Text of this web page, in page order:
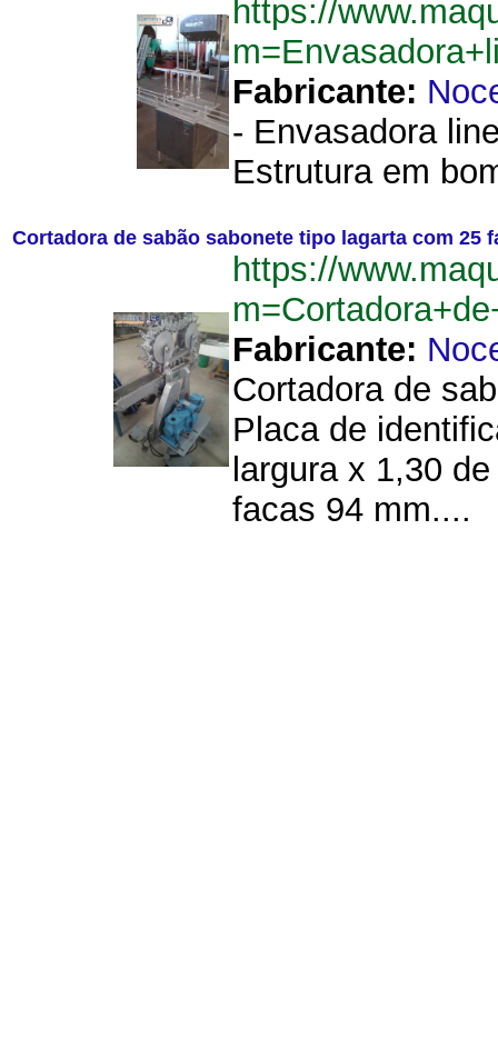
https://
Fabricante:
- Envasadora
Estrutura em
Cortadora de sabão sabonete tipo lagarta com 25
https://
Fabricante:
Cortadora de
Placa de
largura x 1,30
facas 94 mm....